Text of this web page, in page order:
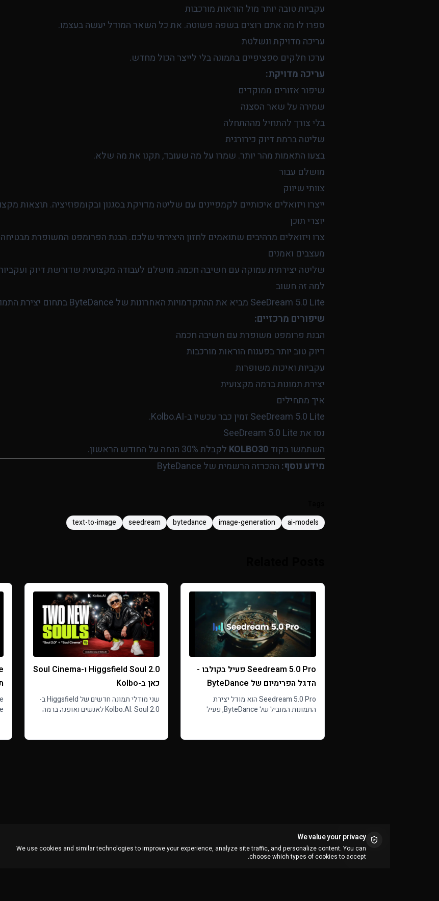
עקביות טובה יותר מול הוראות מורכבות
ספרו לו מה אתם רוצים בשפה פשוטה. את כל השאר המודל יעשה בעצמו.
עריכה מדויקת ונשלטת
ערכו חלקים ספציפיים בתמונה בלי לייצר הכול מחדש.
עריכה מדויקת:
שיפור אזורים ממוקדים
שמירה על שאר הסצנה
בלי צורך להתחיל מההתחלה
שליטה ברמת דיוק כירורגית
בצעו התאמות מהר יותר. שמרו על מה שעובד, תקנו את מה שלא.
מושלם עבור
צוותי שיווק
ייצרו ויזואלים איכותיים לקמפיינים עם שליטה מדויקת בסגנון ובקומפוזיציה. תוצאות
יוצרי תוכן
צרו ויזואלים מרהיבים שתואמים לחזון היצירתי שלכם. הבנת הפרומפט המשופרת
מעצבים ואמנים
שליטה יצירתית עמוקה עם חשיבה חכמה. מושלם לעבודה מקצועית שדורשת דיוק
למה זה חשוב
SeeDream 5.0 Lite מביא את ההתקדמויות האחרונות של ByteDance בתחום יצירת התמונות בבינה מלאכותית.
שיפורים מרכזיים:
הבנת פרומפט משופרת עם חשיבה חכמה
דיוק טוב יותר בפענוח הוראות מורכבות
עקביות ואיכות משופרות
יצירת תמונות ברמה מקצועית
איך מתחילים
SeeDream 5.0 Lite זמין כבר עכשיו ב-Kolbo.AI.
נסו את SeeDream 5.0 Lite
השתמשו בקודKOLBO30 לקבלת 30% הנחה על החודש הראשון.
מידע נוסף: ההכרזה הרשמית של ByteDance
ai-models
image-generation
bytedance
seedream
text-to-image
Seedream 5.0 Pro פעיל בקולבו -
הדגל הפרימיום של ByteDance
ליצירת תמונות
Seedream 5.0 Pro הוא מודל יצירת
התמונות המוביל של ByteDance, פעיל
ורזולוציית 2K.
Higgsfield Soul 2.0 ו-Soul Cinema
כאן ב-Kolbo
שני מודלי תמונה חדשים של Higgsfield ב-
Kolbo.AI: Soul 2.0 לאנשים ואופנה ברמה
We value your privacy
We use cookies and similar technologies to improve your experience, analyze site traffic, and personalize content. You can
choose which types of cookies to accept.